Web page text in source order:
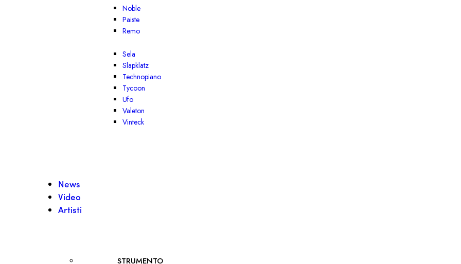
Noble
Paiste
Remo
Sela
Slapklatz
Technopiano
Tycoon
Ufo
Valeton
Vinteck
News
Video
Artisti
STRUMENTO